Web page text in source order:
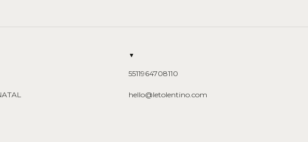
▼
5511964708110
hello@letolentino.com